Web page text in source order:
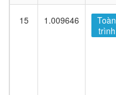
15 1.009646
Toàn
trình